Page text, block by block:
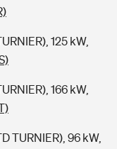
125 kW,
166 kW,
TURNIER), 96 kW,